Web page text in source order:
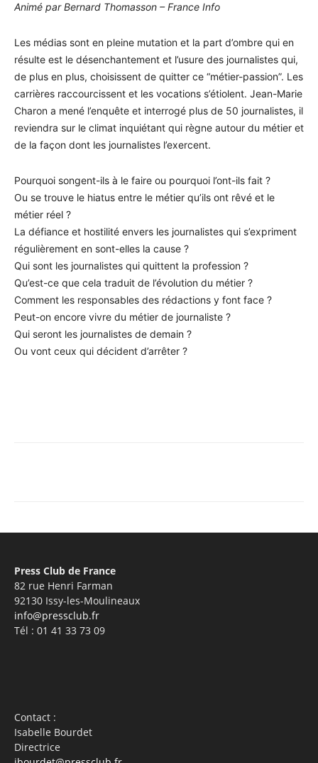
Animé par Bernard Thomasson – France Info
Les médias sont en pleine mutation et la part d’ombre qui en
résulte est le désenchantement et l’usure des journalistes qui,
de plus en plus, choisissent de quitter ce “métier-passion”. Les
carrières raccourcissent et les vocations s’étiolent. Jean-Marie
Charon a mené l’enquête et interrogé plus de 50 journalistes, il
reviendra sur le climat inquiétant qui règne autour du métier et
de la façon dont les journalistes l’exercent.
Pourquoi songent-ils à le faire ou pourquoi l’ont-ils fait ?
Ou se trouve le hiatus entre le métier qu’ils ont rêvé et le
métier réel ?
La défiance et hostilité envers les journalistes qui s’expriment
régulièrement en sont-elles la cause ?
Qui sont les journalistes qui quittent la profession ?
Qu’est-ce que cela traduit de l’évolution du métier ?
Comment les responsables des rédactions y font face ?
Peut-on encore vivre du métier de journaliste ?
Qui seront les journalistes de demain ?
Ou vont ceux qui décident d’arrêter ?
Press Club de France
82 rue Henri Farman
92130 Issy-les-Moulineaux
info@pressclub.fr
Tél : 01 41 33 73 09
Contact :
Isabelle Bourdet
Directrice